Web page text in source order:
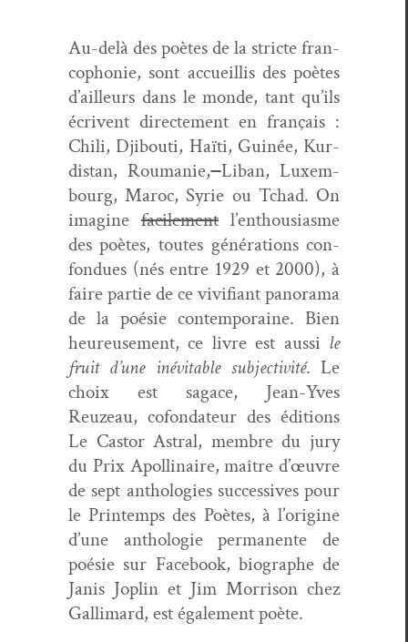
Au-delà des poètes de la stricte fran­
coph­o­nie, sont accueil­lis des poètes
d’ailleurs dans le monde, tant qu’ils
écrivent directe­ment en français :
Chili, Dji­bouti, Haïti, Guinée, Kur­
dis­tan, Roumanie, Liban, Lux­em­
bourg, Maroc, Syrie ou Tchad. On
imag­ine facile­ment l’enthousiasme
des poètes, toutes généra­tions con­
fon­dues (nés entre 1929 et 2000), à
faire par­tie de ce viv­i­fi­ant panora­ma
de la poésie con­tem­po­raine. Bien
heureuse­ment, ce livre est aus­si le
fruit d’une inévitable sub­jec­tiv­ité. Le
choix est sagace, Jean-Yves
Reuzeau, cofon­da­teur des édi­tions
Le Cas­tor Astral, mem­bre du jury
du Prix Apol­li­naire, maître d’œuvre
de sept antholo­gies suc­ces­sives pour
le Print­emps des Poètes, à l’origine
d’une antholo­gie per­ma­nente de
poésie sur Face­book, biographe de
Janis Joplin et Jim Mor­ri­son chez
Gal­li­mard, est égale­ment poète.